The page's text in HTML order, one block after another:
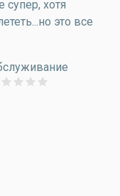
супер, хотя
это все